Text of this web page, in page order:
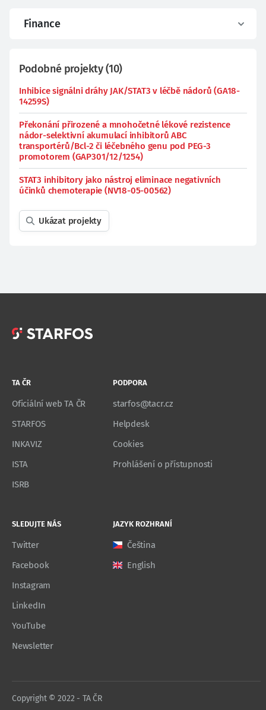
Finance
Podobné projekty(10)
Inhibice signálni dráhy JAK/STAT3 v léčbě nádorů (GA18-
14259S)
Překonání přirozené a mnohočetné lékové rezistence
nádor-selektivní akumulací inhibitorů ABC
transportérů/Bcl-2 či léčebného genu pod PEG-3
promotorem (GAP301/12/1254)
STAT3 inhibitory jako nástroj eliminace negativních
účinků chemoterapie (NV18-05-00562)
Ukázat projekty
TA ČR
Oficiální web TA ČR
STARFOS
INKAVIZ
ISTA
ISRB
PODPORA
starfos@tacr.cz
Helpdesk
Cookies
Prohlášení o přístupnosti
SLEDUJTE NÁS
Twitter
Facebook
Instagram
LinkedIn
YouTube
Newsletter
JAZYK ROZHRANÍ
Čeština
English
Copyright © 2022 - TA ČR